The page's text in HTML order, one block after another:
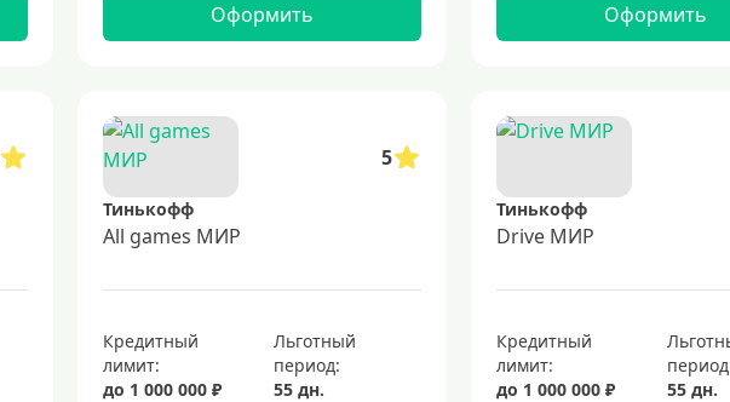
Оформить Оформить
5
Тинькофф
All games МИР
Кредитный
лимит:
до 1 000 000 ₽
Льготный
период:
55 дн.
Тинькофф
Drive МИР
Кредитный
лимит:
до 1 000 000 ₽
55 дн.